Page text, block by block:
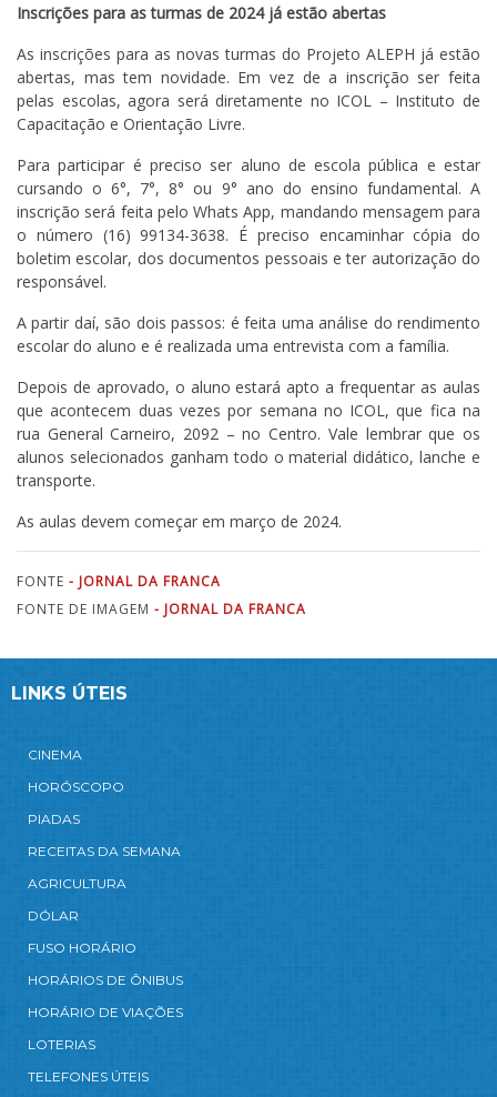
Inscrições para as turmas de 2024 já estão abertas
As inscrições para as novas turmas do Projeto ALEPH já estão
abertas, mas tem novidade. Em vez de a inscrição ser feita
pelas escolas, agora será diretamente no ICOL – Instituto de
Capacitação e Orientação Livre.
Para participar é preciso ser aluno de escola pública e estar
cursando o 6°, 7°, 8° ou 9° ano do ensino fundamental. A
inscrição será feita pelo Whats App, mandando mensagem para
o número (16) 99134-3638. É preciso encaminhar cópia do
boletim escolar, dos documentos pessoais e ter autorização do
responsável.
A partir daí, são dois passos: é feita uma análise do rendimento
escolar do aluno e é realizada uma entrevista com a família.
Depois de aprovado, o aluno estará apto a frequentar as aulas
que acontecem duas vezes por semana no ICOL, que fica na
rua General Carneiro, 2092 – no Centro. Vale lembrar que os
alunos selecionados ganham todo o material didático, lanche e
transporte.
As aulas devem começar em março de 2024.
FONTE - JORNAL DA FRANCA
FONTE DE IMAGEM - JORNAL DA FRANCA
LINKS ÚTEIS
CINEMA
HORÓSCOPO
PIADAS
RECEITAS DA SEMANA
AGRICULTURA
DÓLAR
FUSO HORÁRIO
HORÁRIOS DE ÔNIBUS
HORÁRIO DE VIAÇÕES
LOTERIAS
TELEFONES ÚTEIS